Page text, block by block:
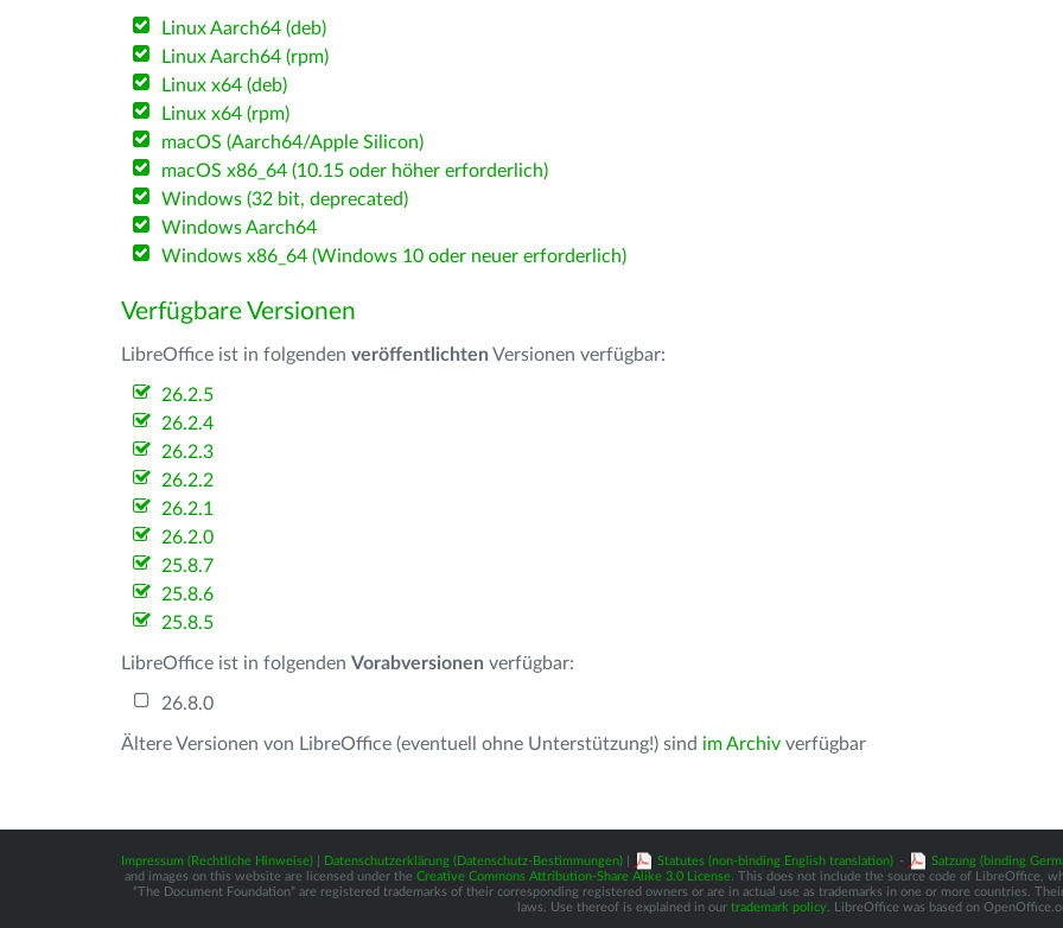
Linux Aarch64 (deb)
Linux Aarch64 (rpm)
Linux x64 (deb)
Linux x64 (rpm)
macOS (Aarch64/Apple Silicon)
macOS x86_64 (10.15 oder höher erforderlich)
Windows (32 bit, deprecated)
Windows Aarch64
Windows x86_64 (Windows 10 oder neuer erforderlich)
Verfügbare Versionen
LibreOffice ist in folgenden veröffentlichten Versionen verfügbar:
26.2.5
26.2.4
26.2.3
26.2.2
26.2.1
26.2.0
25.8.7
25.8.6
25.8.5
LibreOffice ist in folgenden Vorabversionen verfügbar:
26.8.0
Ältere Versionen von LibreOffice (eventuell ohne Unterstützung!) sind im Archiv verfügbar
Impressum (Rechtliche Hinweise) Datenschutzerklärung (Datenschutz-Bestimmungen) Statutes (non-binding English translation) - Satzung (binding
and images on this website are licensed under the Creative Commons Attribution-Share Alike 3.0 License. This does not include the source code of LibreOffice,
“The Document Foundation” are registered trademarks of their corresponding registered owners or are in actual use as trademarks in one or more countries.
laws. Use thereof is explained in our trademark policy . LibreOffice was based on